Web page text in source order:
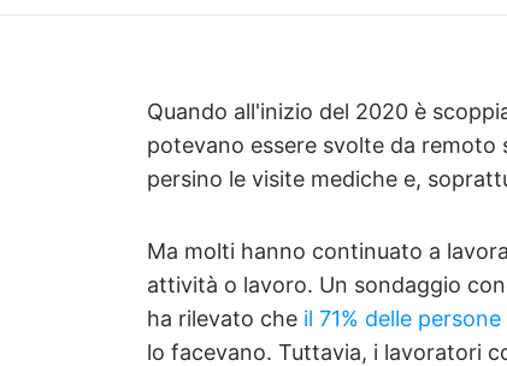
Quando all'inizio del 2020 è
potevano essere svolte da
persino le visite mediche e,
Ma molti hanno continuato a
attività o lavoro. Un sondaggio
ha rilevato che il 71% delle persone
lo facevano. Tuttavia, i lavoratori